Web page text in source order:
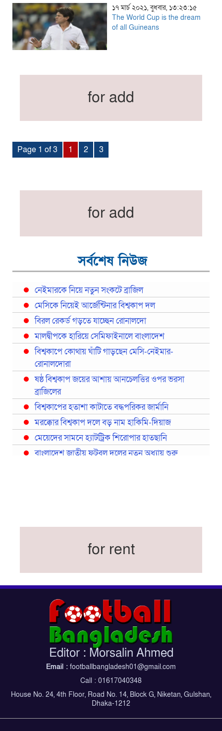
১৭ মার্চ ২০২১, বুধবার, ১৩:২৩:১৫
The World Cup is the dream
of all Guineans
for add
Page 1 of 3 1 2 3
for add
সর্বশেষ নিউজ
নেইমারকে নিয়ে নতুন সংকটে ব্রাজিল
মেসিকে নিয়েই আর্জেন্টিনার বিশ্বকাপ দল
বিরল রেকর্ড গড়তে যাচ্ছেন রোনালদো
মালদ্বীপকে হারিয়ে সেমিফাইনালে বাংলাদেশ
বিশ্বকাপে কোথায় ঘাঁটি গাড়ছেন মেসি-নেইমার-
রোনালদোরা
ষষ্ঠ বিশ্বকাপ জয়ের আশায় আনচেলত্তির ওপর ভরসা
ব্রাজিলের
বিশ্বকাপের হতাশা কাটাতে বদ্ধপরিকর জার্মানি
মরক্কোর বিশ্বকাপ দলে বড় নাম হাকিমি-দিয়াজ
মেয়েদের সামনে হ্যাটট্রিক শিরোপার হাতছানি
বাংলাদেশ জাতীয় ফুটবল দলের নতুন অধ্যায় শুরু
সরিয়ে নিয়েছে ইরান
বর্ষসেরা ক্রীড়াবিদ ও পপুলার চয়েজসহ ফুটবলার হামজা
ব্রাজিলের বিশ্বকাপ দলে নেইমার, জল্পনার অবসান
ইতিহাস গড়ার অপেক্ষায় রোনালদো!
ফেডারেশন কাপ: আজকের ফাইনাল বুধবার
কুল-বিএসপিএ অ্যাওয়ার্ডের সংক্ষিপ্ত তালিকায় হামজা-
ঋতুপর্ণা
বসুন্ধরা কিংসের ষষ্ঠ শিরোপা জয়
for rent
Editor : Morsalin Ahmed
Email : footballbangladesh01@gmail.com
Call : 01617040348
House No. 24, 4th Floor, Road No. 14, Block G, Niketan, Gulshan,
Dhaka-1212